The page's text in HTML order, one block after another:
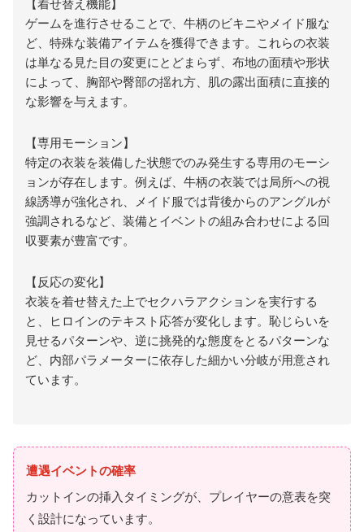
【着せ替え機能】
ゲームを進行させることで、牛柄のビキニやメイド服な
ど、特殊な装備アイテムを獲得できます。これらの衣装
は単なる見た目の変更にとどまらず、布地の面積や形状
によって、胸部や臀部の揺れ方、肌の露出面積に直接的
な影響を与えます。
【専用モーション】
特定の衣装を装備した状態でのみ発生する専用のモーシ
ョンが存在します。例えば、牛柄の衣装では局所への視
線誘導が強化され、メイド服では背後からのアングルが
強調されるなど、装備とイベントの組み合わせによる回
収要素が豊富です。
【反応の変化】
衣装を着せ替えた上でセクハラアクションを実行する
と、ヒロインのテキスト応答が変化します。恥じらいを
見せるパターンや、逆に挑発的な態度をとるパターンな
ど、内部パラメーターに依存した細かい分岐が用意され
ています。
遭遇イベントの確率
カットインの挿入タイミングが、プレイヤーの意表を突
く設計になっています。